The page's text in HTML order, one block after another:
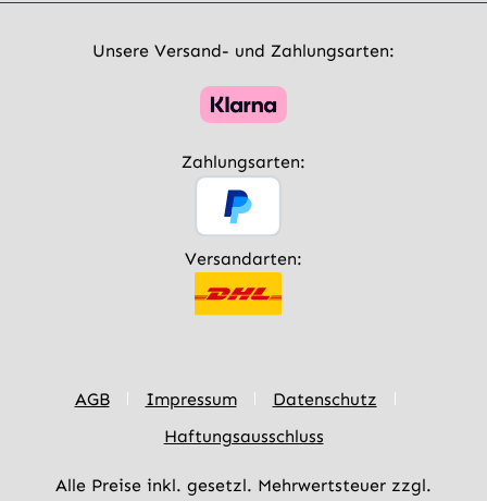
Unsere Versand- und Zahlungsarten:
Zahlungsarten:
Versandarten:
AGB Impressum
Datenschutz
Haftungsausschluss
Alle Preise inkl. gesetzl. Mehrwertsteuer zzgl.